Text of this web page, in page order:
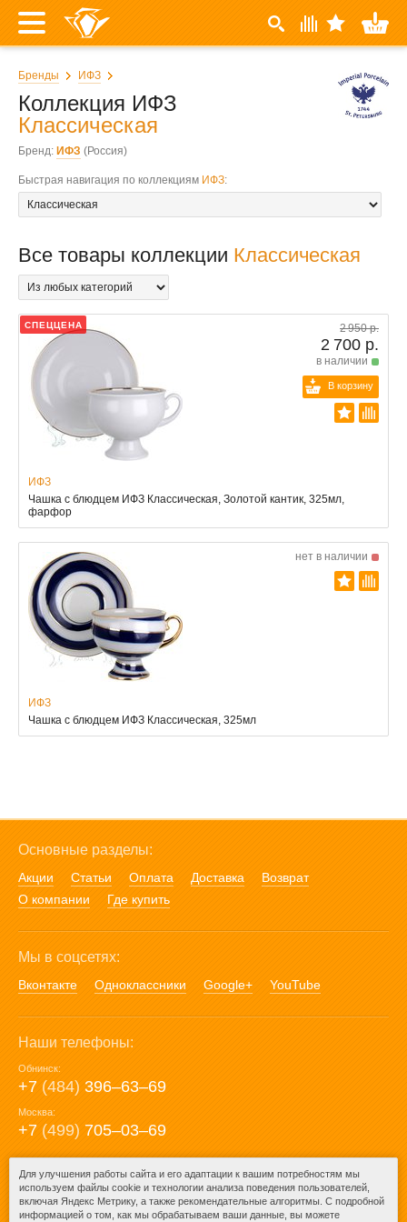
Бренды ИФЗ
Коллекция ИФЗ
Классическая
Бренд: ИФЗ (Россия)
Быстрая навигация по коллекциям ИФЗ:
Все товары коллекции Классическая
СПЕЦЦЕНА 2 950 р.
2 700 р.
в наличии
В корзину
ИФЗ
Чашка с блюдцем ИФЗ Классическая, Золотой кантик, 325мл,
фарфор
нет в наличии
ИФЗ
Чашка с блюдцем ИФЗ Классическая, 325мл
Основные разделы:
Акции Статьи Оплата Доставка
Возврат
О компании
Где купить
Мы в соцсетях:
Вконтакте Одноклассники Google+ YouTube
Наши телефоны:
Обнинск:
+7 (484) 396‒63‒69
Москва:
+7 (499) 705‒03‒69
E-mail:
mail@posuda40.ru
Для улучшения работы сайта и его адаптации к вашим потребностям мы
используем файлы cookie и технологии анализа поведения пользователей,
включая Яндекс Метрику, а также рекомендательные алгоритмы. С подробной
информацией о том, как мы обрабатываем ваши данные, вы можете